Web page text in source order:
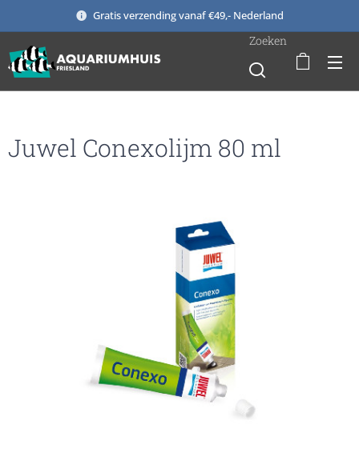
Gratis verzending vanaf €49,- Nederland
Zoeken
Juwel Conexolijm 80 ml